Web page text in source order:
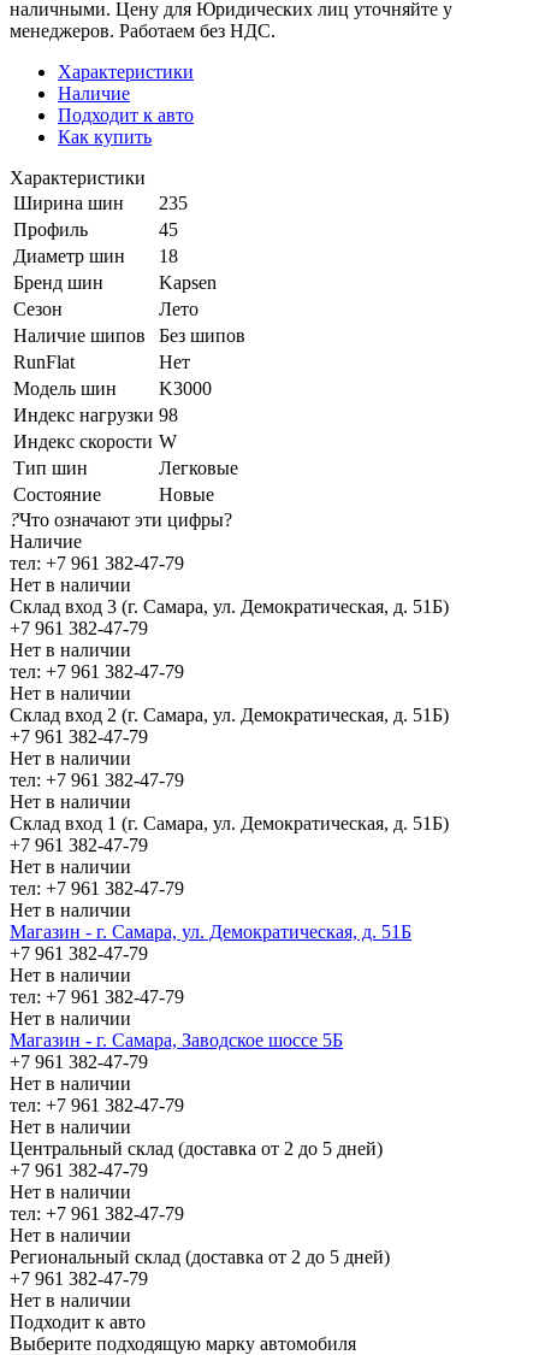
наличными. Цену для Юридических лиц уточняйте у
менеджеров. Работаем без НДС.
Характеристики
Наличие
Подходит к авто
Как купить
Характеристики
Ширина шин
235
Профиль
45
Диаметр шин
18
Бренд шин
Kapsen
Сезон
Лето
Наличие шипов
Без шипов
RunFlat
Нет
Модель шин
K3000
Индекс нагрузки 98
Индекс скорости W
Тип шин
Легковые
Состояние
Новые
?Что означают эти цифры?
Наличие
тел: +7 961 382-47-79
Нет в наличии
Склад вход 3 (г. Самара, ул. Демократическая, д. 51Б)
+7 961 382-47-79
Нет в наличии
тел: +7 961 382-47-79
Нет в наличии
Склад вход 2 (г. Самара, ул. Демократическая, д. 51Б)
+7 961 382-47-79
Нет в наличии
тел: +7 961 382-47-79
Нет в наличии
Склад вход 1 (г. Самара, ул. Демократическая, д. 51Б)
+7 961 382-47-79
Нет в наличии
тел: +7 961 382-47-79
Нет в наличии
Магазин - г. Самара, ул. Демократическая, д. 51Б
+7 961 382-47-79
Нет в наличии
тел: +7 961 382-47-79
Нет в наличии
Магазин - г. Самара, Заводское шоссе 5Б
+7 961 382-47-79
Нет в наличии
тел: +7 961 382-47-79
Нет в наличии
Центральный склад (доставка от 2 до 5 дней)
+7 961 382-47-79
Нет в наличии
тел: +7 961 382-47-79
Нет в наличии
Региональный склад (доставка от 2 до 5 дней)
+7 961 382-47-79
Нет в наличии
Подходит к авто
Выберите подходящую марку автомобиля